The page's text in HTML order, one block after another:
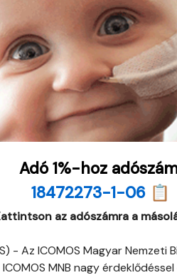
Adó 1%-hoz
18472273-1-06 📋
az adószámra a
- Az ICOMOS Magyar Nemzeti
MNB nagy